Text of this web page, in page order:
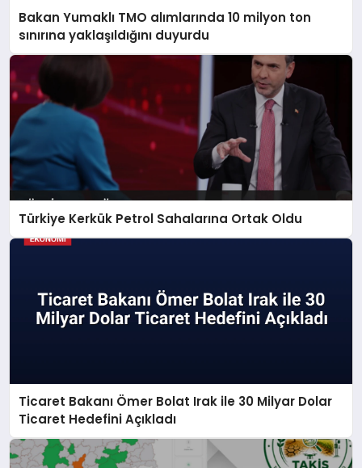
Bakan Yumaklı TMO alımlarında 10 milyon ton
sınırına yaklaşıldığını duyurdu
Türkiye Kerkük Petrol Sahalarına Ortak Oldu
Ticaret Bakanı Ömer Bolat Irak ile 30 Milyar Dolar
Ticaret Hedefini Açıkladı